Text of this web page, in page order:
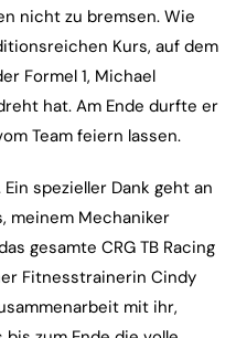
nicht zu bremsen. Wie
Kurs, auf dem
Formel 1, Michael
hat. Am Ende durfte er
Team feiern lassen.
spezieller Dank geht an
meinem Mechaniker
gesamte CRG TB Racing
Fitnesstrainerin Cindy
mit ihr,